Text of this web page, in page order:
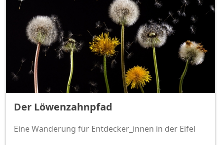
Der Löwenzahnpfad
Eine Wanderung für Entdecker_innen in der Eifel